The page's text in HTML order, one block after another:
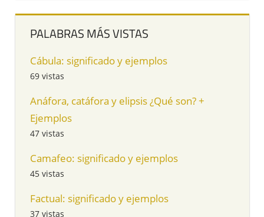
PALABRAS MÁS VISTAS
Cábula: significado y ejemplos
69 vistas
Anáfora, catáfora y elipsis ¿Qué son? +
Ejemplos
47 vistas
Camafeo: significado y ejemplos
45 vistas
Factual: significado y ejemplos
37 vistas